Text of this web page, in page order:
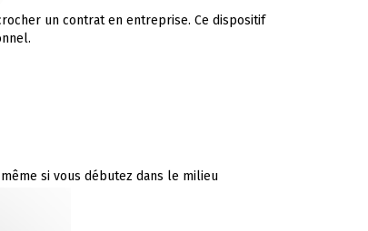
un contrat en entreprise. Ce dispositif
si vous débutez dans le milieu